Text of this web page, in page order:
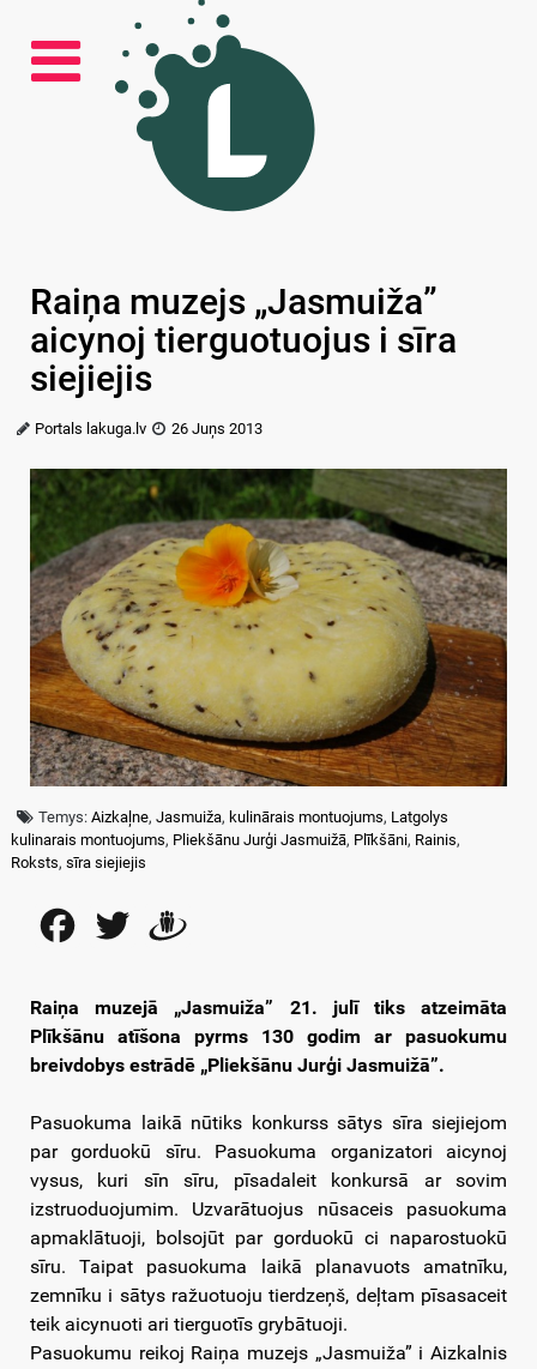
Raiņa muzejs „Jasmuiža”
aicynoj tierguotuojus i sīra
siejiejis
Portals lakuga.lv 26 Juņs 2013
Temys:Aizkaļne,Jasmuiža, kulinārais montuojums, Latgolys
kulinarais montuojums, Pliekšānu Jurģi Jasmuižā, Plīkšāni, Rainis,
Roksts, sīra siejiejis
FacebookTwitter
Raiņa muzejā „Jasmuiža” 21. julī tiks atzeimāta
Plīkšānu atīšona pyrms 130 godim ar pasuokumu
breivdobys estrādē „Pliekšānu Jurģi Jasmuižā”.
Pasuokuma laikā nūtiks konkurss sātys sīra siejiejom
par gorduokū sīru. Pasuokuma organizatori aicynoj
vysus, kuri sīn sīru, pīsadaleit konkursā ar sovim
izstruoduojumim. Uzvarātuojus nūsaceis pasuokuma
apmaklātuoji, bolsojūt par gorduokū ci naparostuokū
sīru. Taipat pasuokuma laikā planavuots amatnīku,
zemnīku i sātys ražuotuoju tierdzeņš, deļtam pīsasaceit
teik aicynuoti ari tierguotīs grybātuoji.
Pasuokumu reikoj Raiņa muzejs „Jasmuiža” i Aizkalnis